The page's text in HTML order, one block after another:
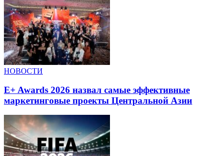
НОВОСТИ
E+ Awards 2026 назвал самые эффективные
маркетинговые проекты Центральной Азии